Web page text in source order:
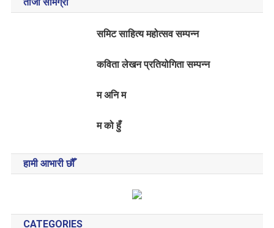
समिट साहित्य महोत्सव सम्पन्न
कविता लेखन प्रतियोगिता सम्पन्न
म अनि म
म को हुँ
हामी आभारी छौँ
CATEGORIES